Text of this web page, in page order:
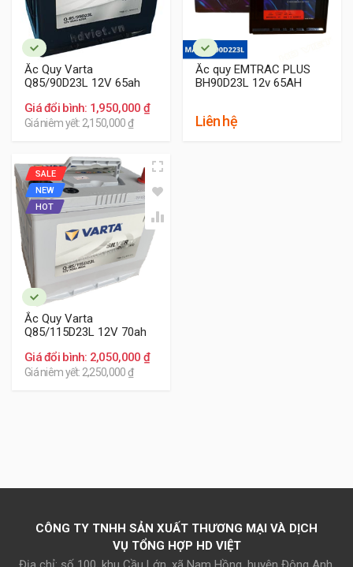
8 được chia thành 2 phân khúc sau:
Phân khúc cao cấp
Khách hàng cần bình ắc quy tốt, độ bền cao, tuổi
thọ lâu, dễ đề nổ, dòng điện ổn định cho các thiết
bị điện trên xe thì
hiệu của Mỹ là lựa chọn hàng đầu. Với tuổi thọ ổn
sách bảo hành
chúng tôi về chất lượng sản phẩm cho ắc quy
Emtrac Plus.
Ắc Quy Varta
Q85/90D23L 12V 65ah
Giá đổi bình: 1,950,000 ₫
Giá niêm yết: 2,150,000 ₫
Ắc quy EMTRAC PLUS
BH90D23L 12v 65AH
Liên hệ
SALE
NEW
HOT
Ắc Quy Varta
Q85/115D23L 12V 70ah
Giá đổi bình: 2,050,000 ₫
Giá niêm yết: 2,250,000 ₫
CÔNG TY TNHH SẢN XUẤT THƯƠNG MẠI VÀ DỊCH
VỤ TỔNG HỢP HD VIỆT